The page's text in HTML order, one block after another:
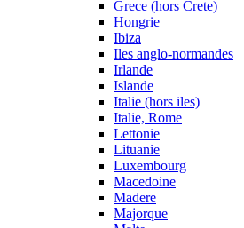
Grece (hors Crete)
Hongrie
Ibiza
Iles anglo-normandes
Irlande
Islande
Italie (hors iles)
Italie, Rome
Lettonie
Lituanie
Luxembourg
Macedoine
Madere
Majorque